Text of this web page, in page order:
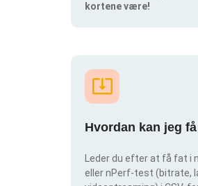
kortene være!
Hvordan kan jeg
Leder du efter at få fat
eller nPerf-test (bitrate,